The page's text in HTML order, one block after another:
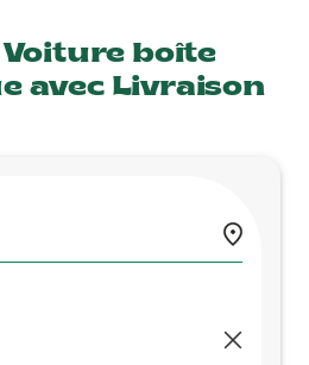
boîte
avec Livraison